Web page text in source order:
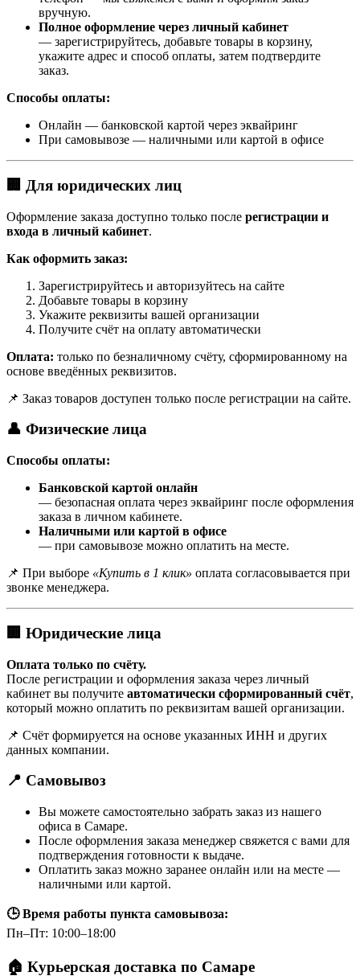
вручную.
Полное оформление через личный кабинет
— зарегистрируйтесь, добавьте товары в корзину,
укажите адрес и способ оплаты, затем подтвердите
заказ.
Способы оплаты:
Онлайн — банковской картой через эквайринг
При самовывозе — наличными или картой в офисе
🏢 Для юридических лиц
Оформление заказа доступно только после регистрации и
входа в личный кабинет.
Как оформить заказ:
Зарегистрируйтесь и авторизуйтесь на сайте
Добавьте товары в корзину
Укажите реквизиты вашей организации
Получите счёт на оплату автоматически
Оплата: только по безналичному счёту, сформированному на
основе введённых реквизитов.
📌 Заказ товаров доступен только после регистрации на сайте.
👤 Физические лица
Способы оплаты:
Банковской картой онлайн
— безопасная оплата через эквайринг после оформления
заказа в личном кабинете.
Наличными или картой в офисе
— при самовывозе можно оплатить на месте.
📌 При выборе «Купить в 1 клик» оплата согласовывается при
звонке менеджера.
🏢 Юридические лица
Оплата только по счёту.
После регистрации и оформления заказа через личный
кабинет вы получите автоматически сформированный счёт,
который можно оплатить по реквизитам вашей организации.
📌 Счёт формируется на основе указанных ИНН и других
данных компании.
📍 Самовывоз
Вы можете самостоятельно забрать заказ из нашего
офиса в Самаре.
После оформления заказа менеджер свяжется с вами для
подтверждения готовности к выдаче.
Оплатить заказ можно заранее онлайн или на месте —
наличными или картой.
🕒 Время работы пункта самовывоза:
Пн–Пт: 10:00–18:00
🏠 Курьерская доставка по Самаре